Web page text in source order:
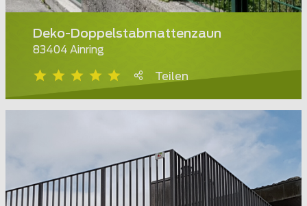
Deko-Doppelstabmattenzaun
83404 Ainring
Teilen